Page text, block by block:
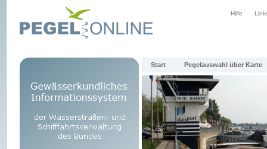
Hilfe
Start Pegelauswahl über Karte